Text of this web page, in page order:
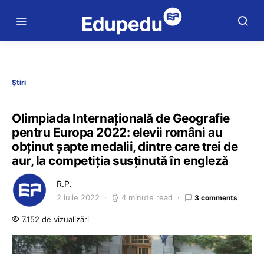
Știri
Olimpiada Internațională de Geografie
pentru Europa 2022: elevii români au
obținut șapte medalii, dintre care trei de
aur, la competiția susținută în engleză
R.P.
2 iulie 2022 4 minute read 3 comments
7.152 de vizualizări